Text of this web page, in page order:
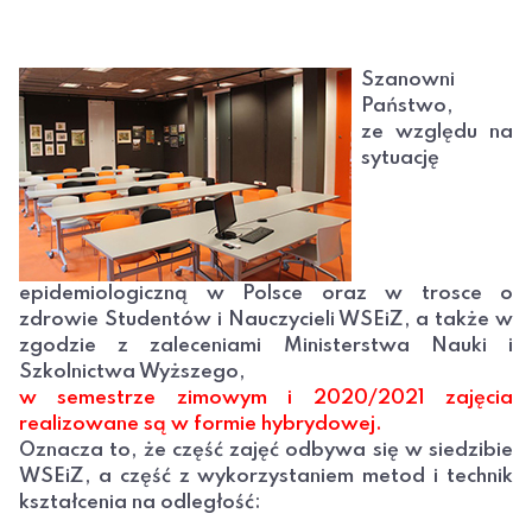
Szanowni
Państwo,
ze względu na
sytuację
epidemiologiczną w Polsce oraz w trosce o
zdrowie Studentów i Nauczycieli WSEiZ, a także w
zgodzie z zaleceniami Ministerstwa Nauki i
Szkolnictwa Wyższego,
w semestrze zimowym i 2020/2021 zajęcia
realizowane są w formie hybrydowej.
Oznacza to, że część zajęć odbywa się w siedzibie
WSEiZ, a część z wykorzystaniem metod i technik
kształcenia na odległość: